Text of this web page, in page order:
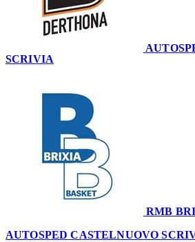
SCRIVIA
RMB
AUTOSPED CASTELNUOVO